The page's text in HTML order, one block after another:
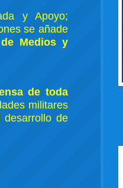
y Apoyo;
se añade
Medios y
de toda
militares
desarrollo de